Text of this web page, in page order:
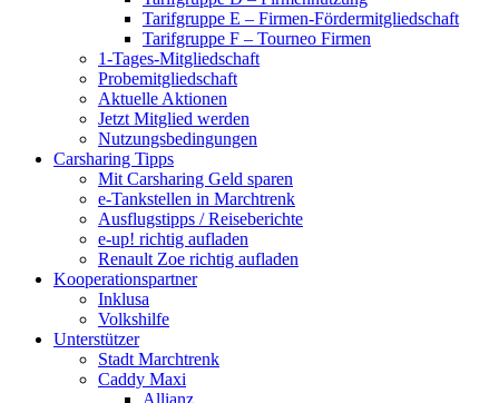
Tarifgruppe E – Firmen-Fördermitgliedschaft
Tarifgruppe F – Tourneo Firmen
1-Tages-Mitgliedschaft
Probemitgliedschaft
Aktuelle Aktionen
Jetzt Mitglied werden
Nutzungsbedingungen
Carsharing Tipps
Mit Carsharing Geld sparen
e-Tankstellen in Marchtrenk
Ausflugstipps / Reiseberichte
e-up! richtig aufladen
Renault Zoe richtig aufladen
Kooperationspartner
Inklusa
Volkshilfe
Unterstützer
Stadt Marchtrenk
Caddy Maxi
Allianz